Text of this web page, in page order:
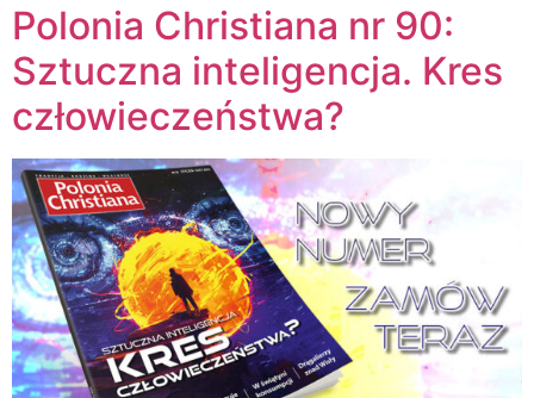
Polonia Christiana nr 90:
Sztuczna inteligencja. Kres
człowieczeństwa?